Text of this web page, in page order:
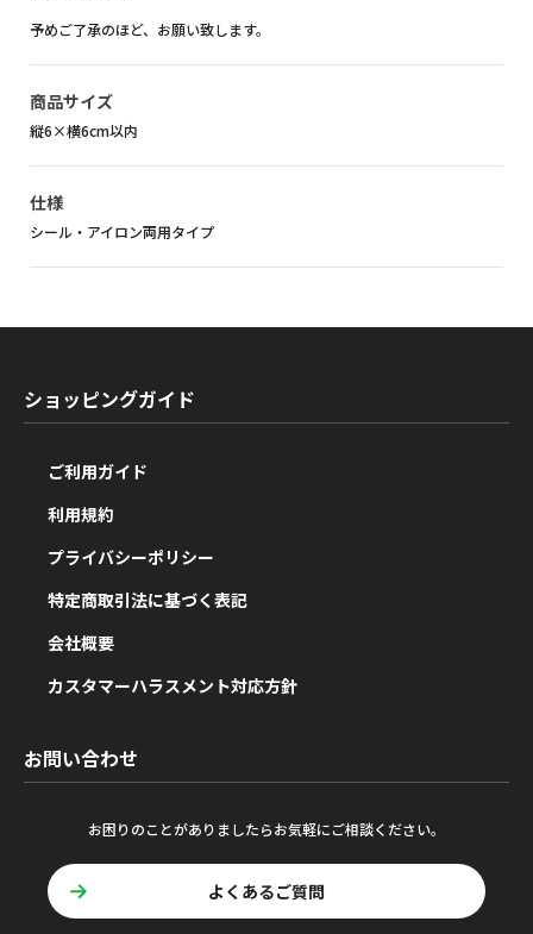
予めご了承のほど、お願い致します。
商品サイズ
縦6×横6cm以内
仕様
シール・アイロン両用タイプ
ショッピングガイド
ご利用ガイド
利用規約
プライバシーポリシー
特定商取引法に基づく表記
会社概要
カスタマーハラスメント対応方針
お問い合わせ
お困りのことがありましたらお気軽にご相談ください。
よくあるご質問